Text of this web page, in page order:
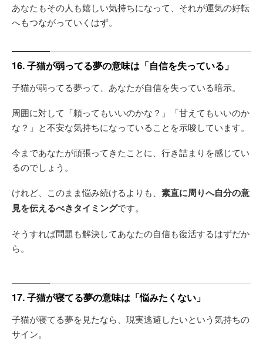
あなたもその人も嬉しい気持ちになって、それが運気の好転
へもつながっていくはず。
16. 子猫が弱ってる夢の意味は「自信を失っている」
子猫が弱ってる夢って、あなたが自信を失っている暗示。
周囲に対して「頼ってもいいのかな？」「甘えてもいいのか
な？」と不安な気持ちになっていることを示唆しています。
今まであなたが頑張ってきたことに、行き詰まりを感じてい
るのでしょう。
けれど、このまま悩み続けるよりも、 素直に周りへ自分の意
見を伝えるべきタイミングです。
そうすれば問題も解決してあなたの自信も復活するはずだか
ら。
17. 子猫が寝てる夢の意味は「悩みたくない」
子猫が寝てる夢を見たなら、現実逃避したいという気持ちの
サイン。